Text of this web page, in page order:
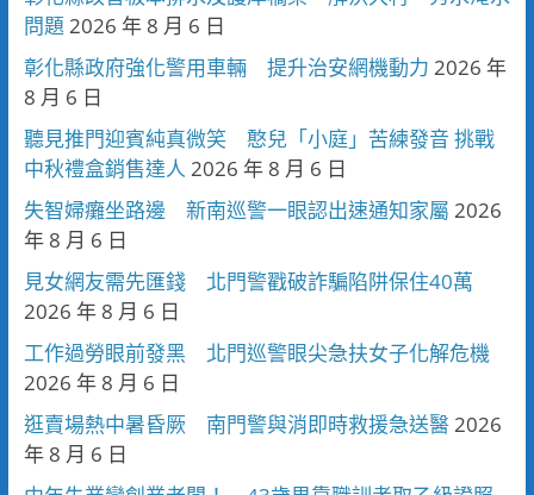
問題 2026 年 8 月 6 日
彰化縣政府強化警用車輛 提升治安網機動力 2026 年
8 月 6 日
聽見推門迎賓純真微笑 憨兒「小庭」苦練發音 挑戰
中秋禮盒銷售達人 2026 年 8 月 6 日
失智婦癱坐路邊 新南巡警一眼認出速通知家屬 2026
年 8 月 6 日
見女網友需先匯錢 北門警戳破詐騙陷阱保住40萬
2026 年 8 月 6 日
工作過勞眼前發黑 北門巡警眼尖急扶女子化解危機
2026 年 8 月 6 日
逛賣場熱中暑昏厥 南門警與消即時救援急送醫2026
年 8 月 6 日